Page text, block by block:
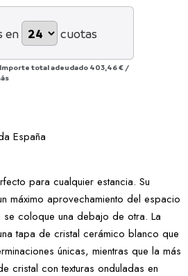
en cuotas
Importe total adeudado 403,46 € /
España
para cualquier estancia. Su
máximo aprovechamiento del espacio
coloque una debajo de otra. La
tapa de cristal cerámico blanco que
únicas, mientras que la más
cristal con texturas onduladas en